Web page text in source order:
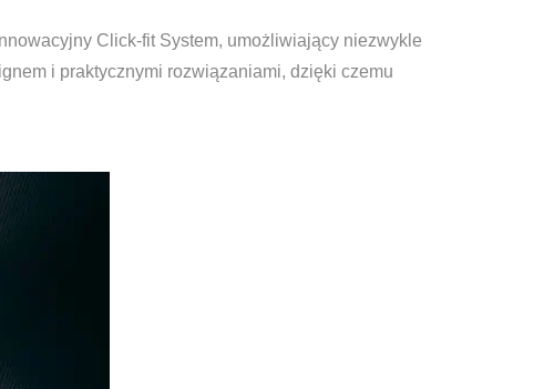
Click-fit System, umożliwiający niezwykle
i praktycznymi rozwiązaniami, dzięki czemu